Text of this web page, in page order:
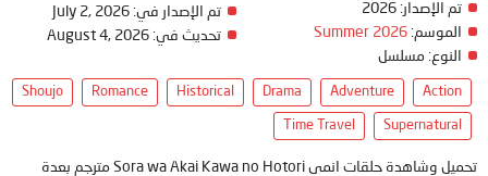
تم الإصدار:
الموسم: Summer 2026
النوع: مسلسل
تم الإصدار في: July 2, 2026
تحديث في: August 4, 2026
Action
Adventure
Drama
Historical
Romance
Shoujo
Supernatural
Time Travel
تحميل وشاهدة حلقات انمي Sora wa Akai Kawa no Hotori مترجم بعدة